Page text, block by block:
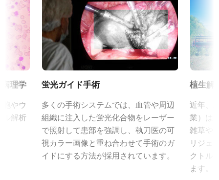
3.2 MP
規格 横x縦
2048 x 1536 px
フレームレート/ラインレート
107 fps
N/A
インターフェース
10 Gbps GigE Vision
3xCMOS (Visible/NIR)
その他
CAD file - FS-3200D/T-10GE
eBUS Player ユーザーガイド
カメラセレクションガイド（総合カタログ）
JAIカメラ専用 ACアダプタ VA-
055シリーズ
JAIカメラ専用 ACアダプタ VA-055シリーズ
ご注文の際にはBもしくはFをご指定ください。
定格出力電圧：DC+12V
入力電源電圧：AC100V-240V (1次側ケーブルは100V専用)
動作温度：-10～+50℃
理学
胞やウ
ル解析
蛍光ガイド手術
多くの手術システムでは、血管や周辺
組織に注入した蛍光化合物をレーザー
で照射して患部を強調し、執刀医の可
視カラー画像と重ね合わせて手術のガ
イドにする方法が採用されています。
植生解
近年、
業）は
雑草や
リジェ
クトル
ます。